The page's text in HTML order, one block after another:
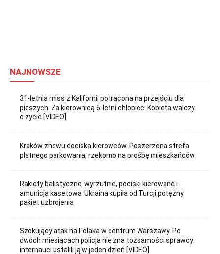
NAJNOWSZE
31-letnia miss z Kalifornii potrącona na przejściu dla
pieszych. Za kierownicą 6-letni chłopiec. Kobieta walczy
o życie [VIDEO]
Kraków znowu dociska kierowców. Poszerzona strefa
płatnego parkowania, rzekomo na prośbę mieszkańców
Rakiety balistyczne, wyrzutnie, pociski kierowane i
amunicja kasetowa. Ukraina kupiła od Turcji potężny
pakiet uzbrojenia
Szokujący atak na Polaka w centrum Warszawy. Po
dwóch miesiącach policja nie zna tożsamości sprawcy,
internauci ustalili ją w jeden dzień [VIDEO]